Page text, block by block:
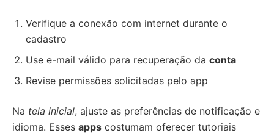
Verifique a conexão com internet durante o
cadastro
Use e-mail válido para recuperação da conta
Revise permissões solicitadas pelo app
Na tela inicial, ajuste as preferências de notificação e
idioma. Esses apps costumam oferecer tutoriais